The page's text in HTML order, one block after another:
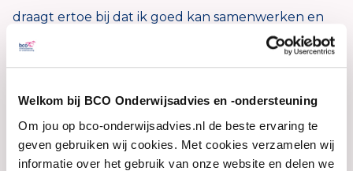
Welkom bij BCO Onderwijsadvies en -ondersteuning
Om jou op bco-onderwijsadvies.nl de beste ervaring te
geven gebruiken wij cookies. Met cookies verzamelen wij
informatie over het gebruik van onze website en delen we
draagt ertoe bij dat ik goed kan samenwerken en
mensen in beweging kan brengen. Juist als het
ingewikkeld wordt en het schuurt.
Ik onderzoek eerst wat er speelt en vertaal de
bevindingen daarna naar consequente acties. Dat is
mijn tweede natuur geworden. Denken vanuit